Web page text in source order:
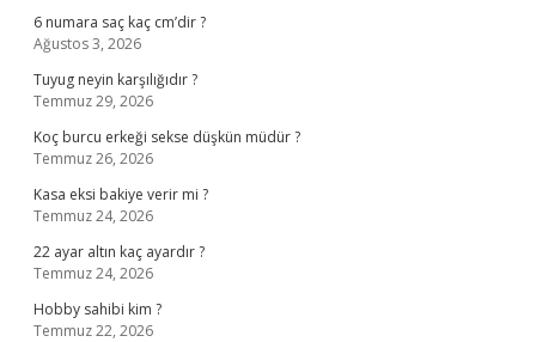
6 numara saç kaç cm’dir ?
Ağustos 3, 2026
Tuyug neyin karşılığıdır ?
Temmuz 29, 2026
Koç burcu erkeği sekse düşkün müdür ?
Temmuz 26, 2026
Kasa eksi bakiye verir mi ?
Temmuz 24, 2026
22 ayar altın kaç ayardır ?
Temmuz 24, 2026
Hobby sahibi kim ?
Temmuz 22, 2026